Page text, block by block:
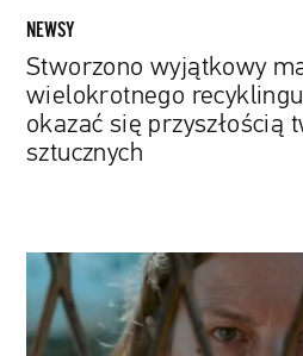
tworzyw
NEWSY
Stworzono wyjątkowy
wielokrotnego
okazać się przyszłością
sztucznych
Polski
zwiastun
nominowanej